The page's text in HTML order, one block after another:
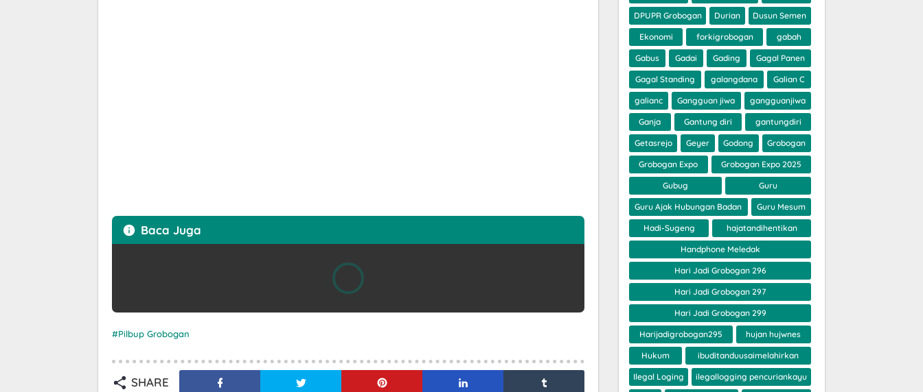
Baca Juga
Pilbup Grobogan
SHARE
DPUPR Grobogan Durian Dusun Semen
Ekonomi forkigrobogan gabah
Gabus Gadai Gading Gagal Panen
Gagal Standing galangdana Galian C
galianc Gangguan jiwa gangguanjiwa
Ganja Gantung diri gantungdiri
Getasrejo Geyer Godong Grobogan
Grobogan Expo Grobogan Expo 2025
Gubug Guru
Guru Ajak Hubungan Badan Guru Mesum
Hadi-Sugeng hajatandihentikan
Handphone Meledak
Hari Jadi Grobogan 296
Hari Jadi Grobogan 297
Hari Jadi Grobogan 299
Harijadigrobogan295 hujan hujwnes
Hukum ibuditanduusaimelahirkan
Ilegal Loging ilegallogging pencuriankayu